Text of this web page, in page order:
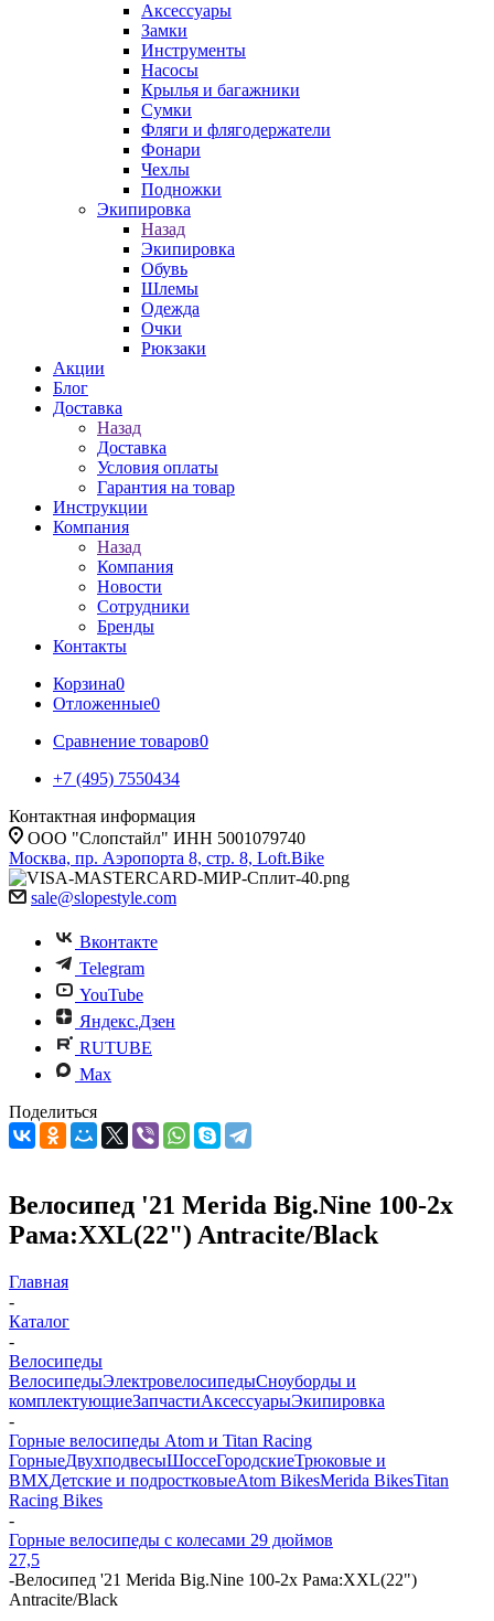
Аксессуары
Замки
Инструменты
Насосы
Крылья и багажники
Сумки
Фляги и флягодержатели
Фонари
Чехлы
Подножки
Экипировка
Назад
Экипировка
Обувь
Шлемы
Одежда
Очки
Рюкзаки
Акции
Блог
Доставка
Назад
Доставка
Условия оплаты
Гарантия на товар
Инструкции
Компания
Назад
Компания
Новости
Сотрудники
Бренды
Контакты
Корзина0
Отложенные0
Сравнение товаров0
+7 (495) 7550434
Контактная информация
ООО "Слопстайл" ИНН 5001079740
Москва, пр. Аэропорта 8, стр. 8, Loft.Bike
sale@slopestyle.com
Вконтакте
Telegram
YouTube
Яндекс.Дзен
RUTUBE
Max
Поделиться
Велосипед '21 Merida Big.Nine 100-2x
Рама:XXL(22") Antracite/Black
Главная
-
Каталог
-
Велосипеды
ВелосипедыЭлектровелосипедыCноуборды и
комплектующиеЗапчастиАксессуарыЭкипировка
-
Горные велосипеды Atom и Titan Racing
ГорныеДвухподвесыШоссеГородскиеТрюковые и
BMXДетские и подростковыеAtom BikesMerida BikesTitan
Racing Bikes
-
Горные велосипеды с колесами 29 дюймов
27,5
-Велосипед '21 Merida Big.Nine 100-2x Рама:XXL(22")
Antracite/Black